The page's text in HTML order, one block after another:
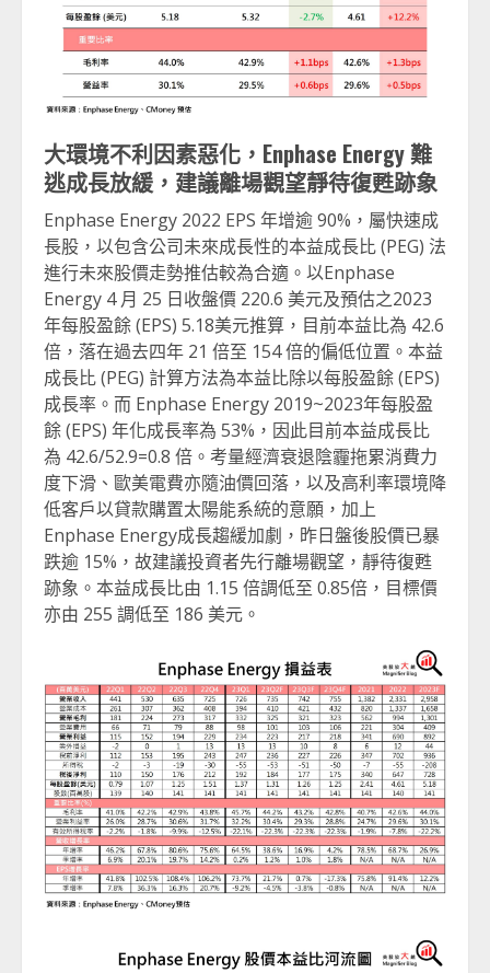
大環境不利因素惡化， Enphase Energy 難
逃成長放緩，建議離場觀望靜待復甦跡象
Enphase Energy 2022 EPS 年增逾 90%，屬快速成
長股，以包含公司未來成長性的本益成長比 (PEG) 法
進行未來股價走勢推估較為合適。以Enphase
Energy 4 月 25 日收盤價 220.6 美元及預估之2023
年每股盈餘 (EPS) 5.18美元推算，目前本益比為 42.6
倍，落在過去四年 21 倍至 154 倍的偏低位置。本益
成長比 (PEG) 計算方法為本益比除以每股盈餘 (EPS)
成長率。而 Enphase Energy 2019~2023年每股盈
餘 (EPS) 年化成長率為 53%，因此目前本益成長比
為 42.6/52.9=0.8 倍。考量經濟衰退陰霾拖累消費力
度下滑、歐美電費亦隨油價回落，以及高利率環境降
低客戶以貸款購置太陽能系統的意願，加上
Enphase Energy成長趨緩加劇，昨日盤後股價已暴
跌逾 15%，故建議投資者先行離場觀望，靜待復甦
跡象。本益成長比由 1.15 倍調低至 0.85倍，目標價
亦由 255 調低至 186 美元。